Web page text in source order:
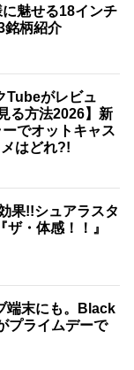
魅せる18インチ
銘柄紹介
Tubeがレビュ
る方法2026】新
でオットキャス
はどれ?!
果!!シュアラスタ
・体感！！』
端末にも。Black
プライムデーで